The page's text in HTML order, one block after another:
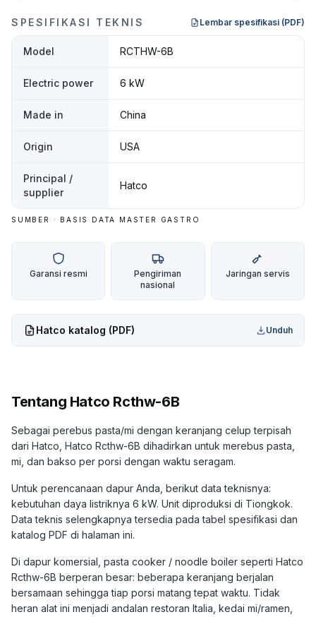
SPESIFIKASI TEKNIS Lembar spesifikasi (PDF)
Model RCTHW-6B
Electric power 6 kW
Made in China
Origin USA
Principal /
supplier
Hatco
SUMBER · BASIS DATA MASTER GASTRO
Garansi resmi
Pengiriman
nasional
Jaringan servis
Hatco katalog (PDF) Unduh
Tentang Hatco Rcthw-6B
Sebagai perebus pasta/mi dengan keranjang celup terpisah
dari Hatco, Hatco Rcthw-6B dihadirkan untuk merebus pasta,
mi, dan bakso per porsi dengan waktu seragam.
Untuk perencanaan dapur Anda, berikut data teknisnya:
kebutuhan daya listriknya 6 kW. Unit diproduksi di Tiongkok.
Data teknis selengkapnya tersedia pada tabel spesifikasi dan
katalog PDF di halaman ini.
Di dapur komersial, pasta cooker / noodle boiler seperti Hatco
Rcthw-6B berperan besar: beberapa keranjang berjalan
bersamaan sehingga tiap porsi matang tepat waktu. Tidak
heran alat ini menjadi andalan restoran Italia, kedai mi/ramen,